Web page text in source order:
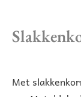
Met